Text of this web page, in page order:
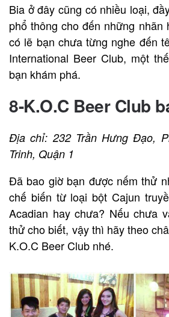
Bia ở đây cũng có nhiều loại,
phổ thông cho đến những nhãn
có lẽ bạn chưa từng nghe đến
International Beer Club, một
bạn khám phá.
8-K.O.C Beer Club
Địa chỉ: 232 Trần Hưng Đạo,
Trinh, Quận 1
Đã bao giờ bạn được nếm thử
chế biến từ loại bột Cajun
Acadian hay chưa? Nếu chưa
thử cho biết, vậy thì hãy theo
K.O.C Beer Club nhé.